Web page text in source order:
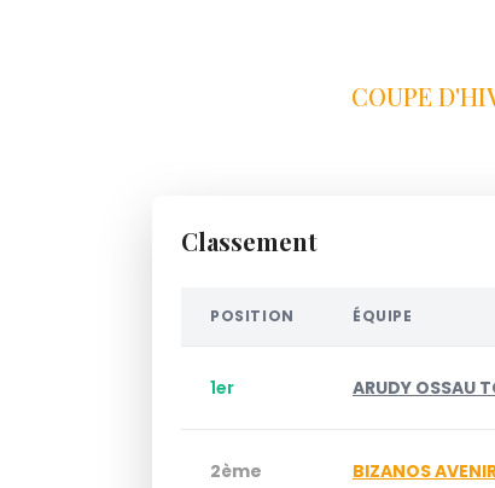
COUPE
Classement
POSITION ÉQUIPE
1er ARUDY OSSAU
2ème BIZANOS